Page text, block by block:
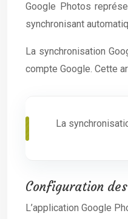
Google Photos
synchronisant
La synchronisation
compte Google. Cette
La
Configuration
L’application Google